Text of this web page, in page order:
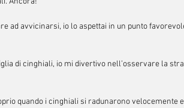
ad avvicinarsi, io lo aspettai in un punto
di cinghiali, io mi divertivo nell’osservare la
quando i cinghiali si radunarono velocemente